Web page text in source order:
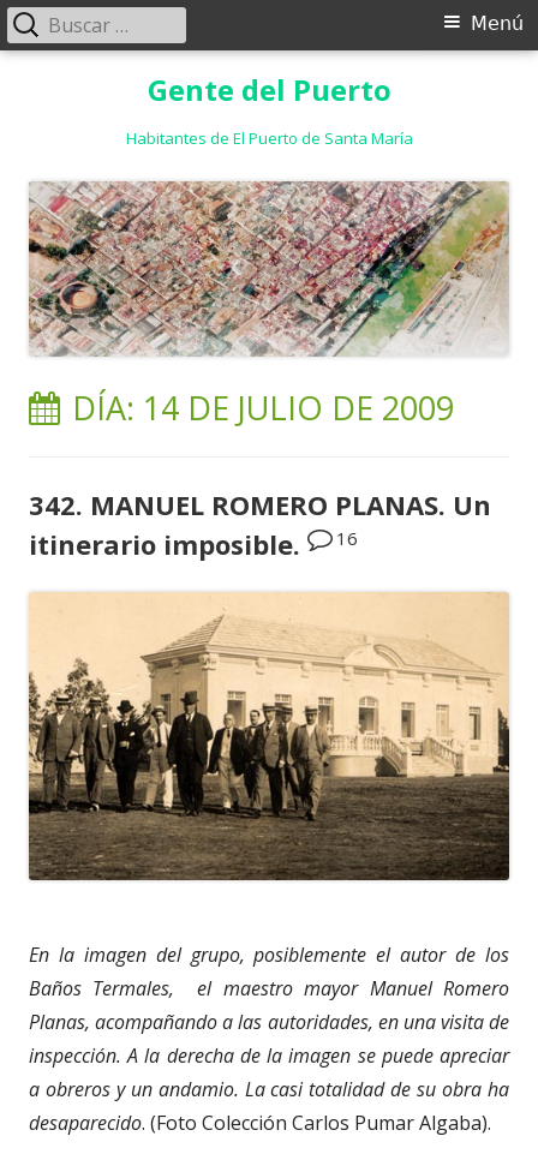
Gente del Puerto
Habitantes de El Puerto de Santa María
Menú
Menú
Buscar:
DÍA: 14 DE JULIO DE 2009
342. MANUEL ROMERO PLANAS. Un
itinerario imposible.
16
En la imagen del grupo, posiblemente el autor de los
Baños Termales, el maestro mayor Manuel Romero
Planas, acompañando a las autoridades, en una visita de
inspección. A la derecha de la imagen se puede apreciar
a obreros y un andamio. La casi totalidad de su obra ha
desaparecido. (Foto Colección Carlos Pumar Algaba).